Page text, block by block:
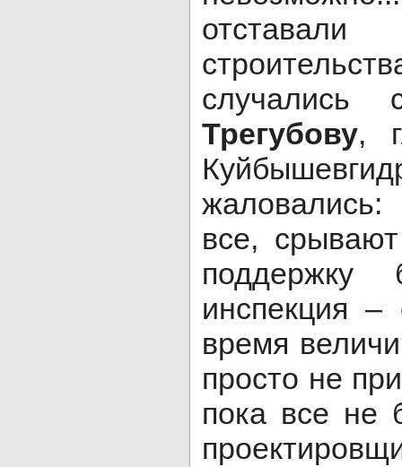
Трегубову,
все,
поддержку
инспекция
время
просто не
пока все не